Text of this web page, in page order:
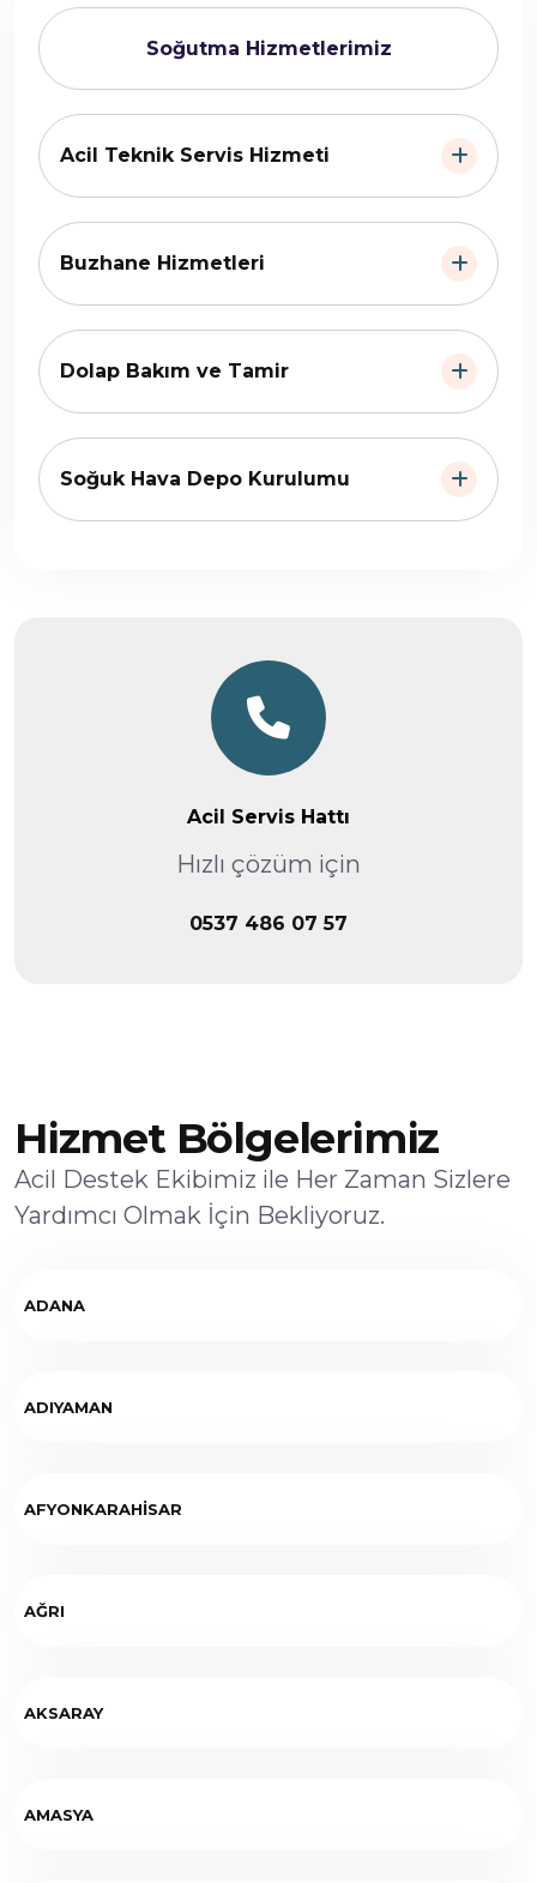
Soğutma Hizmetlerimiz
Acil Teknik Servis Hizmeti
Buzhane Hizmetleri
Dolap Bakım ve Tamir
Soğuk Hava Depo Kurulumu
Acil Servis Hattı
Hızlı çözüm için
0537 486 07 57
Hizmet Bölgelerimiz
Acil Destek Ekibimiz ile Her Zaman Sizlere
Yardımcı Olmak İçin Bekliyoruz.
ADANA
ADIYAMAN
AFYONKARAHİSAR
AĞRI
AKSARAY
AMASYA